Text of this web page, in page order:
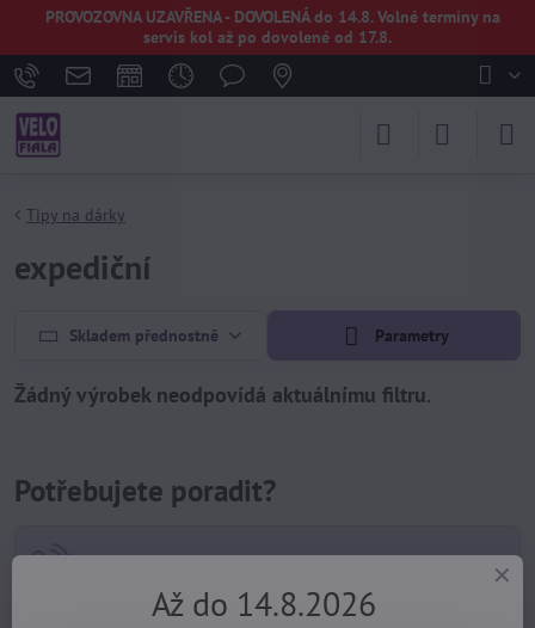
PROVOZOVNA UZAVŘENA - DOVOLENÁ do 14.8. Volné termíny na
servis kol až po dovolené od 17.8.
Tipy na dárky
expediční
Skladem přednostně Parametry
Potřebujete poradit?
+420 725 729 111
tomas​@velofiala​.cz
Až do 14.8.2026